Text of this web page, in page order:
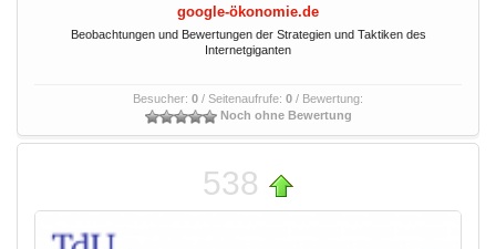
google-ökonomie.de
Beobachtungen und Bewertungen der Strategien und Taktiken des
Internetgiganten
Besucher: 0 / Seitenaufrufe: 0 / Bewertung:
Noch ohne Bewertung
538